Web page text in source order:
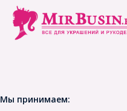
Мы принимаем: